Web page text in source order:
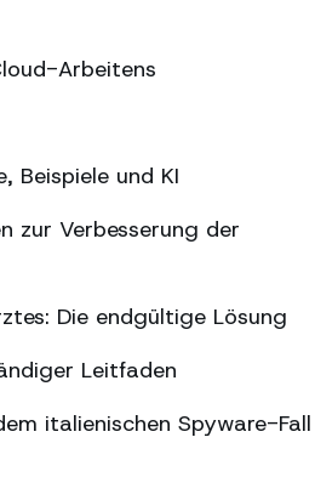
Arbeitens
Beispiele und KI
zur Verbesserung der
Die endgültige Lösung
Leitfaden
italienischen Spyware-